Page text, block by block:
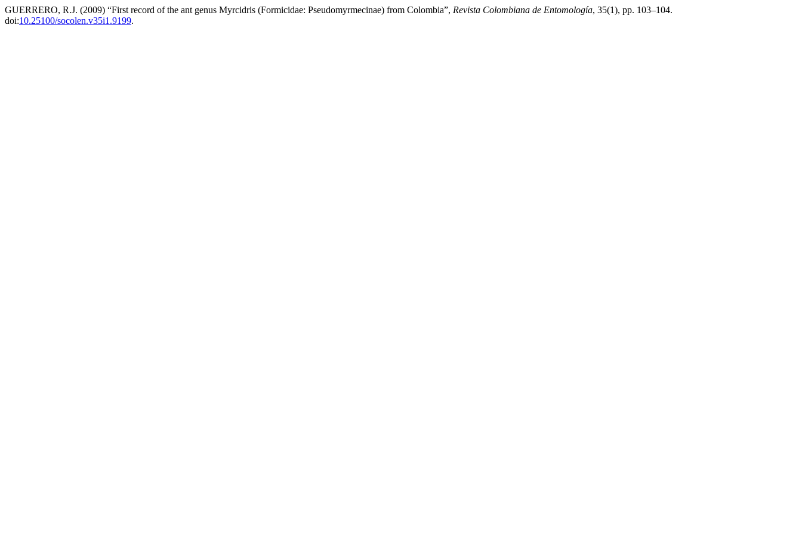
GUERRERO, R.J. (2009) “First record of the ant genus Myrcidris (Formicidae: Pseudomyrmecinae) from Colombia”, Revista Colombiana de Entomología, 35(1), pp. 103–104.
doi:10.25100/socolen.v35i1.9199.